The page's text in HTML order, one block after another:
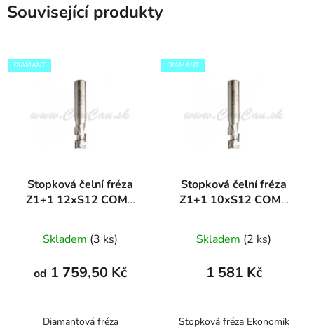
Související produkty
DIAMANT
Stopková čelní fréza
Z1+1 12xS12 COMP
Skladem (3 ks)
od 1 759,50 Kč
Diamantová fréza
DIAMANT
Stopková čelní fréza
Z1+1 10xS12 COMP
Skladem (2 ks)
1 581 Kč
Stopková fréza Ekonomik